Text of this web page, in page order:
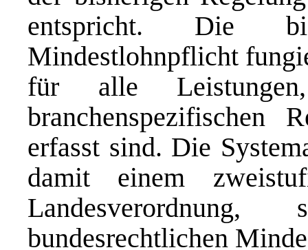
entspricht. Die
Mindestlohnpflicht
für alle
branchenspezifischen
erfasst sind. Die
damit einem
bundesrechtlichen